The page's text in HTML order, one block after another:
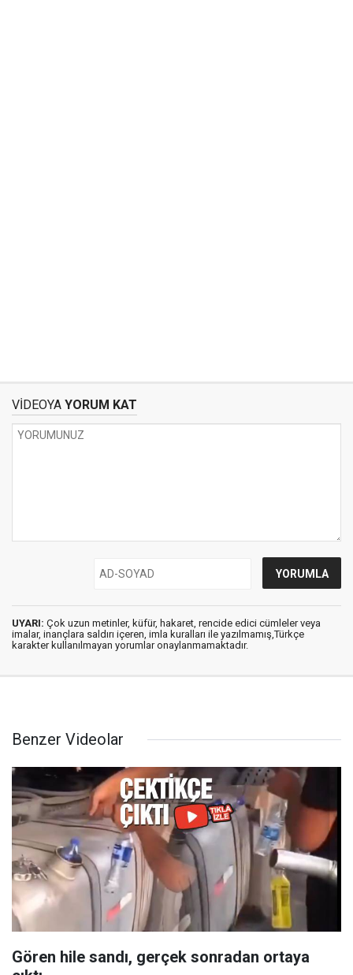
VİDEOYA YORUM KAT
UYARI: Çok uzun metinler, küfür, hakaret, rencide edici cümleler veya
imalar, inançlara saldırı içeren, imla kuralları ile yazılmamış,Türkçe
karakter kullanılmayan yorumlar onaylanmamaktadır.
Benzer Videolar
Gören hile sandı, gerçek sonradan ortaya